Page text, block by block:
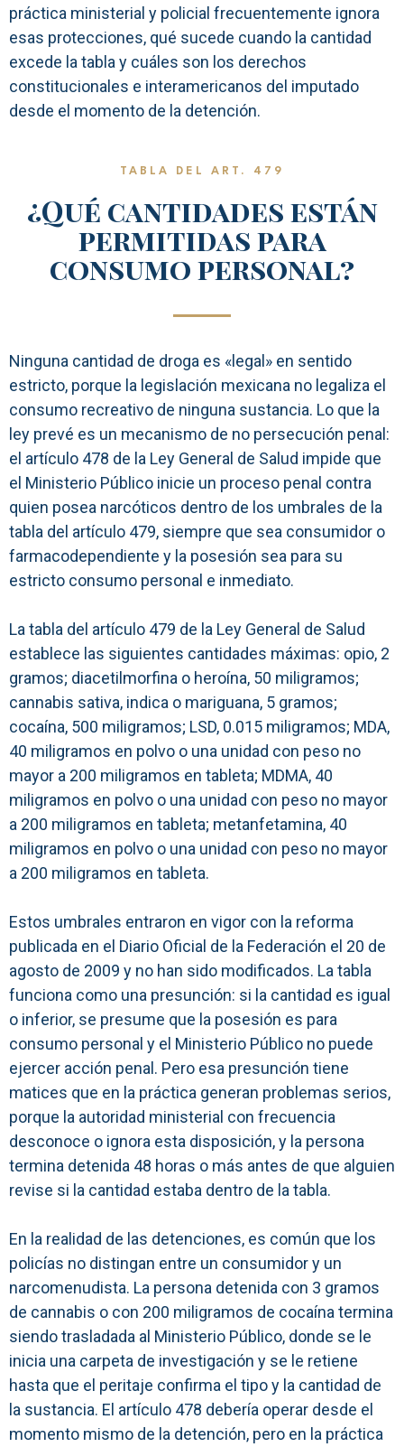
práctica ministerial y policial frecuentemente ignora
esas protecciones, qué sucede cuando la cantidad
excede la tabla y cuáles son los derechos
constitucionales e interamericanos del imputado
desde el momento de la detención.
TABLA DEL ART. 479
¿Qué cantidades están
permitidas para
consumo personal?
Ninguna cantidad de droga es «legal» en sentido
estricto, porque la legislación mexicana no legaliza el
consumo recreativo de ninguna sustancia. Lo que la
ley prevé es un mecanismo de no persecución penal:
el artículo 478 de la Ley General de Salud impide que
el Ministerio Público inicie un proceso penal contra
quien posea narcóticos dentro de los umbrales de la
tabla del artículo 479, siempre que sea consumidor o
farmacodependiente y la posesión sea para su
estricto consumo personal e inmediato.
La tabla del artículo 479 de la Ley General de Salud
establece las siguientes cantidades máximas: opio, 2
gramos; diacetilmorfina o heroína, 50 miligramos;
cannabis sativa, indica o mariguana, 5 gramos;
cocaína, 500 miligramos; LSD, 0.015 miligramos; MDA,
40 miligramos en polvo o una unidad con peso no
mayor a 200 miligramos en tableta; MDMA, 40
miligramos en polvo o una unidad con peso no mayor
a 200 miligramos en tableta; metanfetamina, 40
miligramos en polvo o una unidad con peso no mayor
a 200 miligramos en tableta.
Estos umbrales entraron en vigor con la reforma
publicada en el Diario Oficial de la Federación el 20 de
agosto de 2009 y no han sido modificados. La tabla
funciona como una presunción: si la cantidad es igual
o inferior, se presume que la posesión es para
consumo personal y el Ministerio Público no puede
ejercer acción penal. Pero esa presunción tiene
matices que en la práctica generan problemas serios,
porque la autoridad ministerial con frecuencia
desconoce o ignora esta disposición, y la persona
termina detenida 48 horas o más antes de que alguien
revise si la cantidad estaba dentro de la tabla.
En la realidad de las detenciones, es común que los
policías no distingan entre un consumidor y un
narcomenudista. La persona detenida con 3 gramos
de cannabis o con 200 miligramos de cocaína termina
siendo trasladada al Ministerio Público, donde se le
inicia una carpeta de investigación y se le retiene
hasta que el peritaje confirma el tipo y la cantidad de
la sustancia. El artículo 478 debería operar desde el
momento mismo de la detención, pero en la práctica